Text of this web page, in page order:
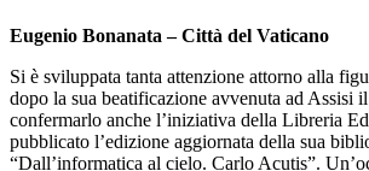
Eugenio Bonanata – Città del Vaticano
Si è sviluppata tanta attenzione attorno alla
dopo la sua beatificazione avvenuta ad Assisi
confermarlo anche l’iniziativa della Libreria
pubblicato l’edizione aggiornata della sua
“Dall’informatica al cielo. Carlo Acutis”.